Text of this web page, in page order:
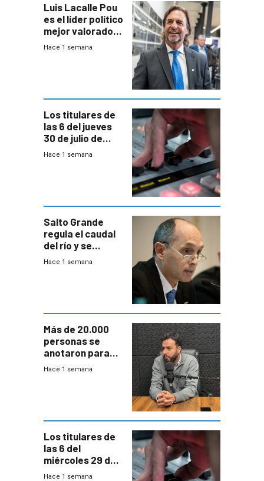
Luis Lacalle Pou
es el líder político
mejor valorado
del país, según
Hace 1 semana
Los titulares de
las 6 del jueves
30 de julio de
2026
Hace 1 semana
Salto Grande
regula el caudal
del río y se
prepara para un
Hace 1 semana
Más de 20.000
personas se
anotaron para
las pruebas
Hace 1 semana
Los titulares de
las 6 del
miércoles 29 de
julio de 2026
Hace 1 semana